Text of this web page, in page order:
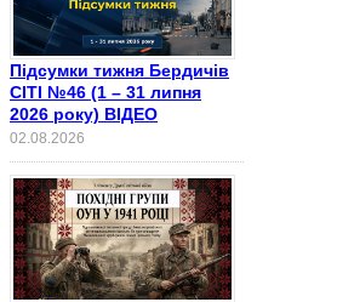
Підсумки тижня Бердичів
СІТІ №46 (1 – 31 липня
2026 року) ВІДЕО
02.08.2026